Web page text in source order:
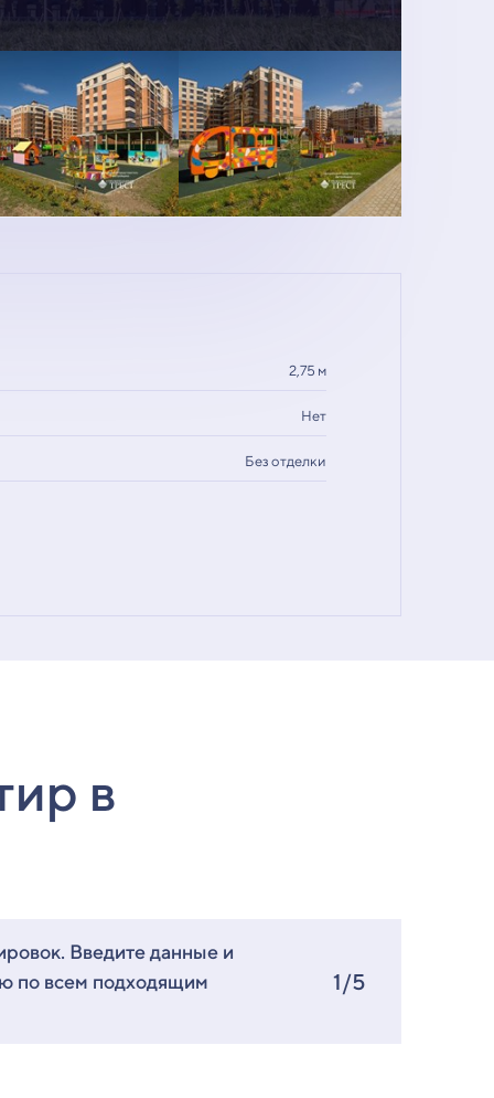
2,75 м
Нет
Без отделки
в
Введите данные и
по всем подходящим
1/5